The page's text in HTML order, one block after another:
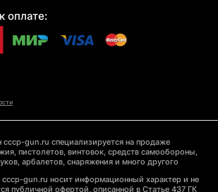
оплате:
gun.ru специализируется на продаже
пистолетов, винтовок, средств самообороны,
арбалетов, снаряжения и много другого
gun.ru носит информационный характер и не
публичной офертой, описанной в Статье 437 ГК